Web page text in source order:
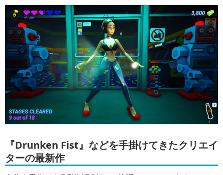
『Drunken Fist』などを手掛けてきたクリエイ
ターの最新作